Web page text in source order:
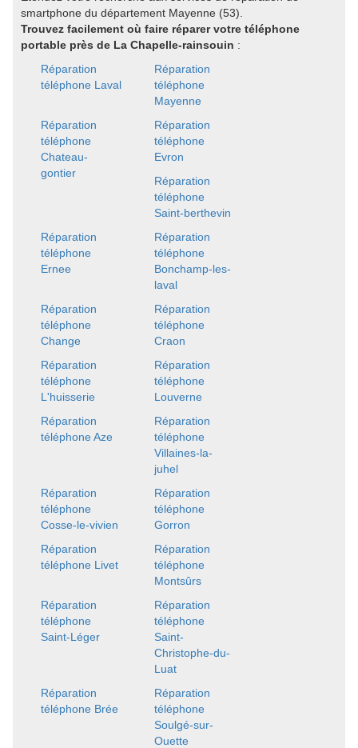
smartphone du département Mayenne (53).
Trouvez facilement où faire réparer votre téléphone
portable près de La Chapelle-rainsouin :
Réparation
téléphone Laval
Réparation
téléphone
Mayenne
Réparation
téléphone
Chateau-
gontier
Réparation
téléphone
Evron
Réparation
téléphone
Saint-berthevin
Réparation
téléphone
Ernee
Réparation
téléphone
Bonchamp-les-
laval
Réparation
téléphone
Change
Réparation
téléphone
Craon
Réparation
téléphone
L'huisserie
Réparation
téléphone
Louverne
Réparation
téléphone Aze
Réparation
téléphone
Villaines-la-
juhel
Réparation
téléphone
Cosse-le-vivien
Réparation
téléphone
Gorron
Réparation
téléphone Livet
Réparation
téléphone
Montsûrs
Réparation
téléphone
Saint-Léger
Réparation
téléphone
Saint-
Christophe-du-
Luat
Réparation
téléphone Brée
Réparation
téléphone
Soulgé-sur-
Ouette